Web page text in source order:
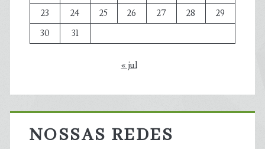
23
24 25 26 27 28
29
30
31
« jul
NOSSAS REDES